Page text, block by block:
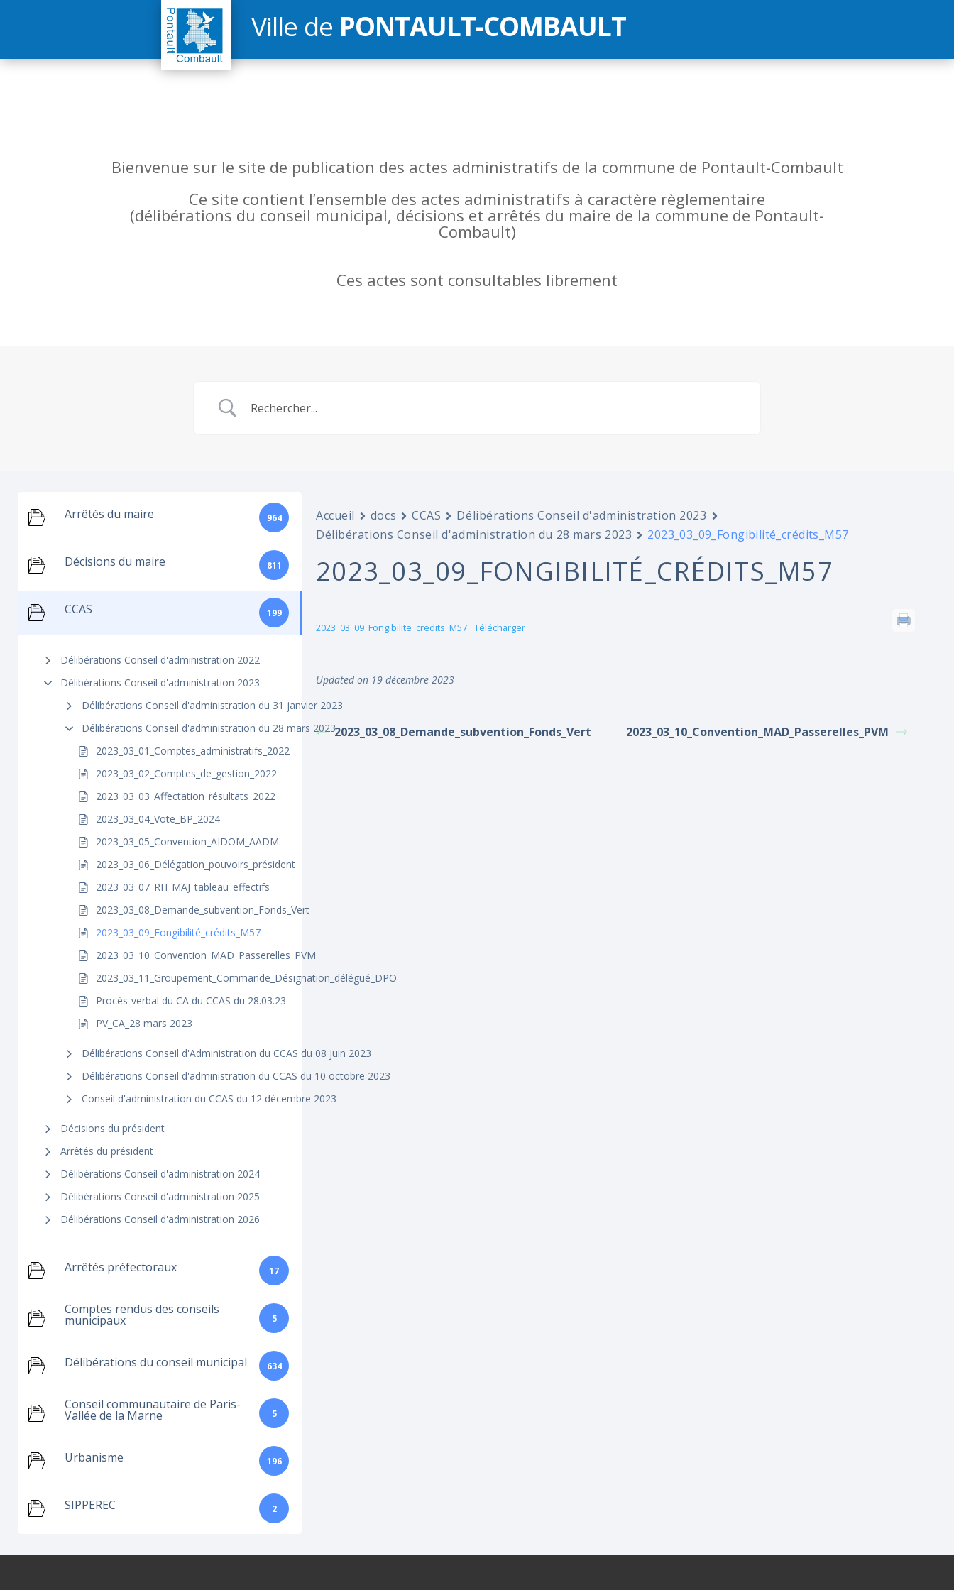
Ville de PONTAULT-COMBAULT
Bienvenue sur le site de publication des actes administratifs de la commune de Pontault-Combault
Ce site contient l’ensemble des actes administratifs à caractère règlementaire
(délibérations du conseil municipal, décisions et arrêtés du maire de la commune de Pontault-
Combault)
Ces actes sont consultables librement
Arrêtés du maire 964
Décisions du maire 811
CCAS 199
Délibérations Conseil d'administration 2022
Délibérations Conseil d'administration 2023
Délibérations Conseil d'administration du 31 janvier 2023
Délibérations Conseil d'administration du 28 mars 2023
2023_03_01_Comptes_administratifs_2022
2023_03_02_Comptes_de_gestion_2022
2023_03_03_Affectation_résultats_2022
2023_03_04_Vote_BP_2024
2023_03_05_Convention_AIDOM_AADM
2023_03_06_Délégation_pouvoirs_président
2023_03_07_RH_MAJ_tableau_effectifs
2023_03_08_Demande_subvention_Fonds_Vert
2023_03_09_Fongibilité_crédits_M57
2023_03_10_Convention_MAD_Passerelles_PVM
2023_03_11_Groupement_Commande_Désignation_délégué_DPO
Procès-verbal du CA du CCAS du 28.03.23
PV_CA_28 mars 2023
Délibérations Conseil d'Administration du CCAS du 08 juin 2023
Délibérations Conseil d'administration du CCAS du 10 octobre 2023
Conseil d'administration du CCAS du 12 décembre 2023
Décisions du président
Arrêtés du président
Délibérations Conseil d'administration 2024
Délibérations Conseil d'administration 2025
Délibérations Conseil d'administration 2026
Arrêtés préfectoraux 17
Comptes rendus des conseils
municipaux 5
Délibérations du conseil municipal 634
Conseil communautaire de Paris-
Vallée de la Marne 5
Urbanisme 196
SIPPEREC 2
Accueil docs CCAS
Délibérations Conseil d'administration 2023
Délibérations Conseil d'administration du 28 mars 2023
2023_03_09_Fongibilité_crédits_M57
2023_03_09_FONGIBILITÉ_CRÉDITS_M57
2023_03_09_Fongibilite_credits_M57 Télécharger
Updated on 19 décembre 2023
2023_03_08_Demande_subvention_Fonds_Vert 2023_03_10_Convention_MAD_Passerelles_PVM